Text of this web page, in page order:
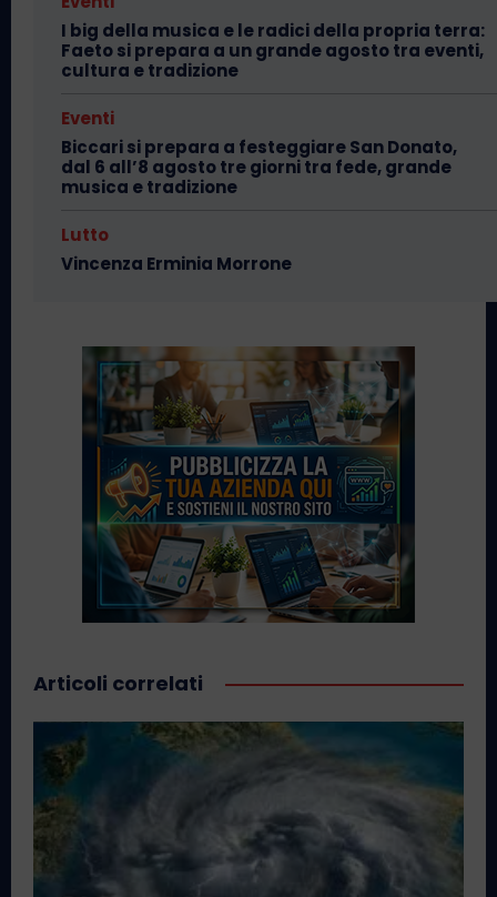
I big della musica e le radici della propria terra:
Faeto si prepara a un grande agosto tra eventi,
cultura e tradizione
Eventi
Biccari si prepara a festeggiare San Donato,
dal 6 all’8 agosto tre giorni tra fede, grande
musica e tradizione
Lutto
Vincenza Erminia Morrone
Articoli correlati